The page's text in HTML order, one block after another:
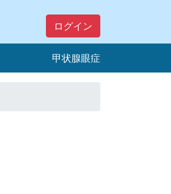
ログイン
甲状腺眼症